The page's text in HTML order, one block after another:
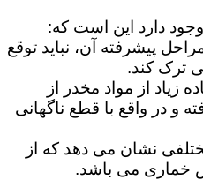
دارد این است که:
پیشرفته آن، نباید توقع
ترک کند.
زیاد از مواد مخدر از
و در واقع با قطع ناگهانی
نشان می دهد که از
خماری می باشد.